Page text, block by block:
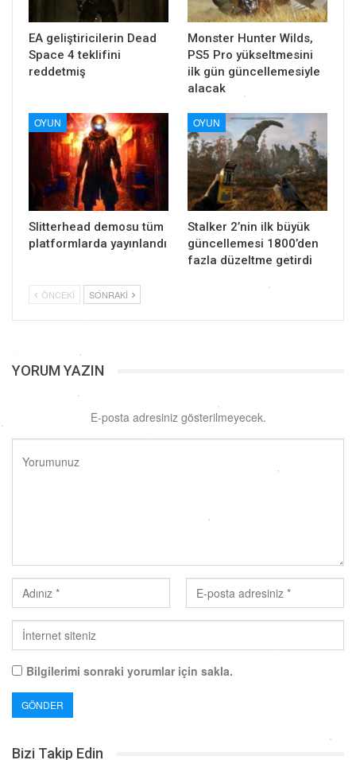
EA geliştiricilerin Dead
Space 4 teklifini
reddetmiş
Monster Hunter Wilds,
PS5 Pro yükseltmesini
ilk gün güncellemesiyle
alacak
OYUN
Slitterhead demosu tüm
platformlarda yayınlandı
OYUN
Stalker 2’nin ilk büyük
güncellemesi 1800’den
fazla düzeltme getirdi
ÖNCEKI SONRAKI
YORUM YAZIN
E-posta adresiniz gösterilmeyecek.
Bilgilerimi sonraki yorumlar için sakla.
Bizi Takip Edin